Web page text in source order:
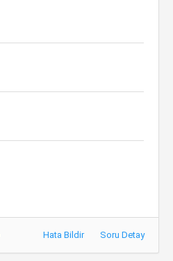
Hata Bildir Soru Detay